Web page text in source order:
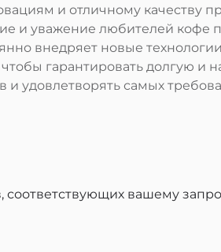
и отличному качеству
и уважение любителей кофе
внедряет новые
гарантировать долгую и
и удовлетворять самых
соответствующих вашему